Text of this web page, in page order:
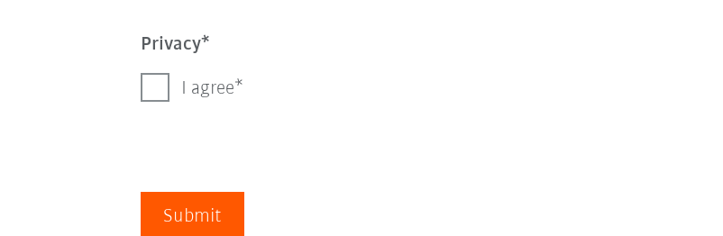
Privacy
I agree
Submit